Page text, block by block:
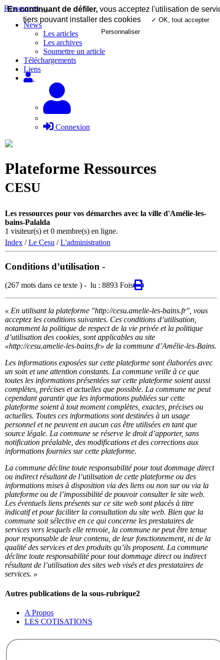
Ressources
News
Les articles
Les archives
Soumettre un article
Téléchargements
Liens
Connexion
Plateforme Ressources
CESU
Les ressources pour vos démarches avec la ville d'Amélie-les-
bains-Palalda
1 visiteur(s) et 0 membre(s) en ligne.
Index /Le Cesu /L'administration
Conditions d’utilisation -
(267 mots dans ce texte ) - lu : 8893 Fois
« En utilisant la plateforme "http://cesu.amelie-les-bains.fr", vous
acceptez les conditions suivantes. Ces conditions d’utilisation,
notamment la politique de respect de la vie privée et la politique
d’utilisation des cookies, sont applicables au site
«http://cesu.amelie-les-bains.fr» de la commune d’Amélie-les-Bains.
Les informations exposées sur cette plateforme sont élaborées avec
un soin et une attention constants. La commune veille à ce que
toutes les informations présentées sur cette plateforme soient aussi
complètes, précises et actuelles que possible. La commune ne peut
cependant garantir que les informations publiées sur cette
plateforme soient à tout moment complètes, exactes, précises ou
actuelles. Toutes ces informations sont destinées à un usage
personnel et ne peuvent en aucun cas être utilisées en tant que
source légale. La commune se réserve le droit d’apporter, sans
notification préalable, des modifications et des corrections aux
informations fournies sur cette plateforme.
La commune décline toute responsabilité pour tout dommage direct
ou indirect résultant de l’utilisation de cette plateforme ou des
informations mises à disposition via des liens ou non sur ou via la
plateforme ou de l’impossibilité de pouvoir consulter le site web.
Les éventuels liens présents sur ce site web sont placés à titre
indicatif et pour faciliter la consultation du site web. Bien que la
commune soit sélective en ce qui concerne les prestataires de
services vers lesquels elle renvoie, la commune ne peut être tenue
pour responsable de leur contenu, de leur fonctionnement, ni de la
qualité des services et des produits qu’ils proposent. La commune
décline toute responsabilité pour tout dommage direct ou indirect
résultant de l’utilisation des sites web visés et des prestataires de
services. »
Autres publications de la sous-rubrique2
A Propos
LES COTISATIONS
En continuant de défiler,vous acceptez l'utilisation de
tiers pouvant installer des cookies
✓ OK, tout accepter
Personnaliser